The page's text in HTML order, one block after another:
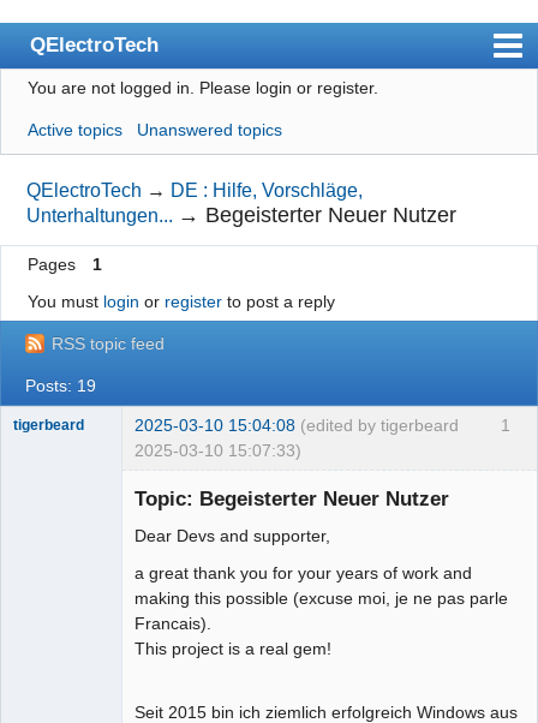
QElectroTech
Index
User list
Search
Register
Login
Site officiel
Wiki
BugTracker
Manual 0.8_cs
Google_Search
You are not logged in. Please login or register.
Active topics Unanswered topics
QElectroTech → DE : Hilfe, Vorschläge,
Unterhaltungen... → Begeisterter Neuer Nutzer
Pages
1
You must login or registerto post a reply
RSS topic feed
Posts: 19
1
tigerbeard 2025-03-10 15:04:08 (edited by tigerbeard
2025-03-10 15:07:33)
Topic: Begeisterter Neuer Nutzer
Dear Devs and supporter,
a great thank you for your years of work and
making this possible (excuse moi, je ne pas parle
Francais).
This project is a real gem!
Seit 2015 bin ich ziemlich erfolgreich Windows aus